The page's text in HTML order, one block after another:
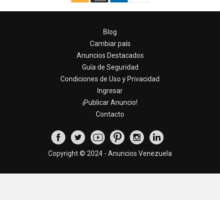
Blog
Cambiar país
Anuncios Destacados
Guía de Seguridad
Condiciones de Uso y Privacidad
Ingresar
¡Publicar Anuncio!
Contacto
Copyright © 2024 - Anuncios Venezuela